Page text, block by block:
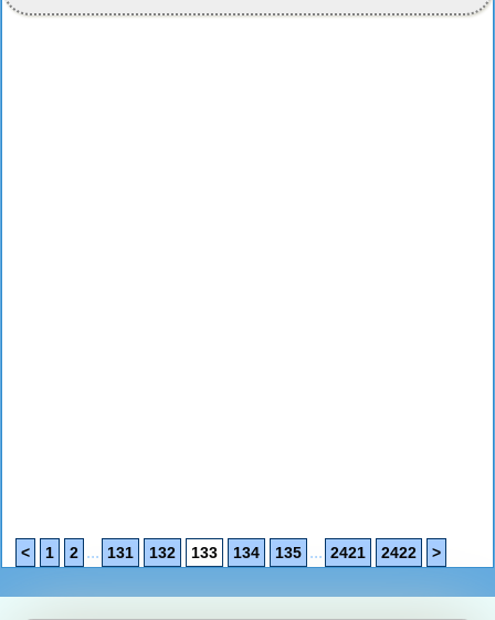
< 1 2 ... 131 132 133 134 135 ... 2421 2422 >